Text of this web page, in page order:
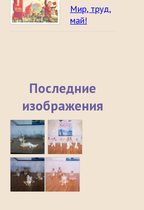
Мир, труд,
май!
Последние
изображения